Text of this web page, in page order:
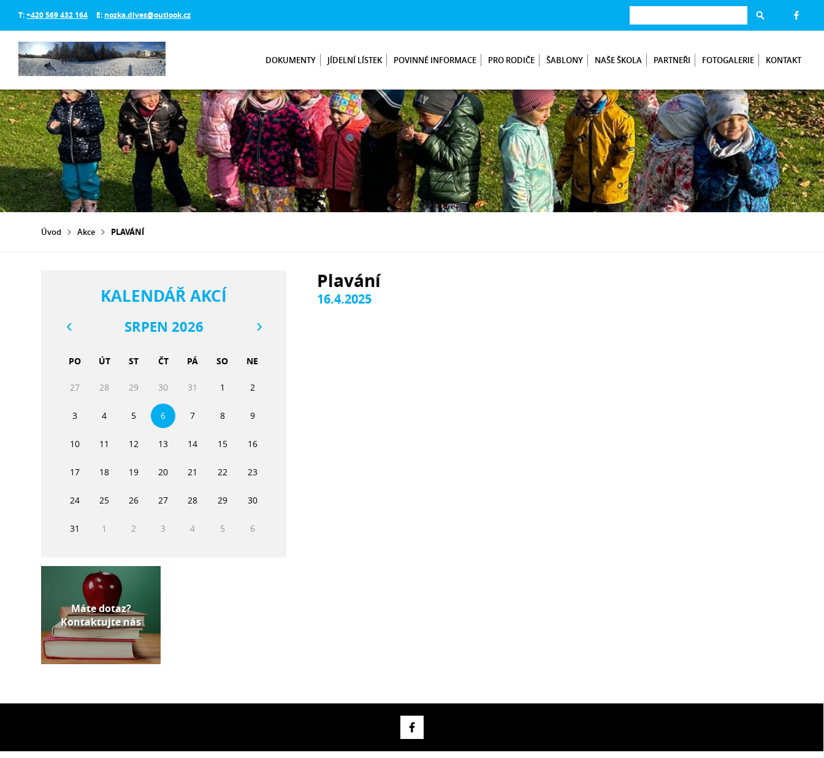
T:+420 569 432 164 E: nozka.dlves@outlook.cz
DOKUMENTY JÍDELNÍ LÍSTEK POVINNÉ INFORMACE PRO RODIČE ŠABLONY NAŠE ŠKOLA PARTNEŘI FOTOGALERIE KONTAKT
Úvod Akce PLAVÁNÍ
Plavání
16.4.2025
KALENDÁŘ AKCÍ
SRPEN 2026
PO ÚT ST ČT PÁ SO NE
27 28 29 30 31 1 2
3 4 5 6 7 8 9
10 11 12 13 14 15 16
17 18 19 20 21 22 23
24 25 26 27 28 29 30
31 1 2 3 4 5 6
Máte dotaz?
Kontaktujte nás